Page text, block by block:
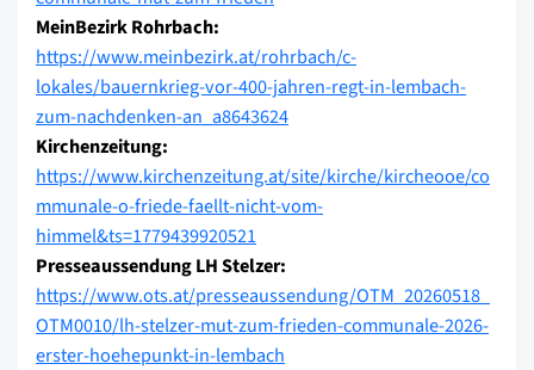
MeinBezirk Rohrbach:
https://www.meinbezirk.at/rohrbach/c-
lokales/bauernkrieg-vor-400-jahren-regt-in-lembach-
zum-nachdenken-an_a8643624
Kirchenzeitung:
https://www.kirchenzeitung.at/site/kirche/kircheooe/co
mmunale-o-friede-faellt-nicht-vom-
himmel&ts=1779439920521
Presseaussendung LH Stelzer:
https://www.ots.at/presseaussendung/OTM_20260518_
OTM0010/lh-stelzer-mut-zum-frieden-communale-2026-
erster-hoehepunkt-in-lembach